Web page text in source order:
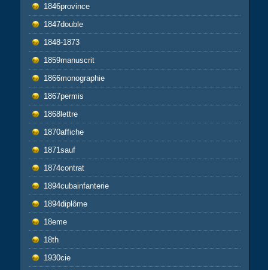
1846province
1847double
1848-1873
1859manuscrit
1866monographie
1867permis
1868lettre
1870affiche
1871sauf
1874contrat
1894cubainfanterie
1894diplôme
18eme
18th
1930cie